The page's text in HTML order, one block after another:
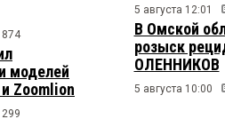
моделей
Zoomlion
299
5 августа 12:01
В Омской
розыск
ОЛЕННИКОВ
5 августа 10:00